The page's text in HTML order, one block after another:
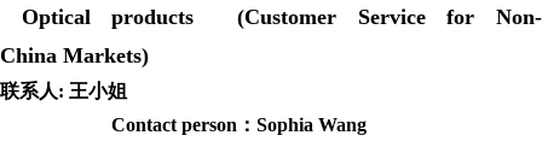
Optical products (Customer Service for Non-
China Markets)
联系人: 王小姐
Contact person：Sophia Wang